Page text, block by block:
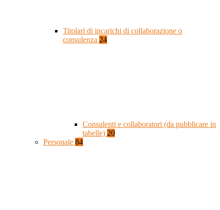
Titolari di incarichi di collaborazione o
consulenza 24
Consulenti e collaboratori (da pubblicare in
tabelle) 20
Personale 84